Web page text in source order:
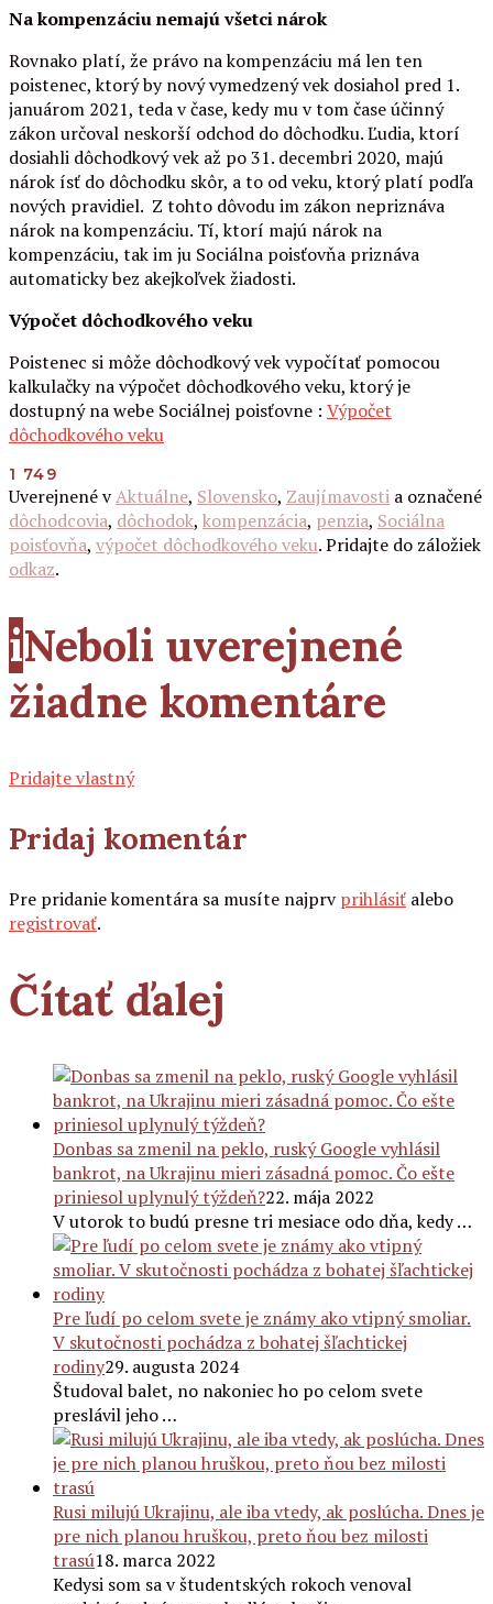
Na kompenzáciu nemajú všetci nárok
Rovnako platí, že právo na kompenzáciu má len ten
poistenec, ktorý by nový vymedzený vek dosiahol pred 1.
januárom 2021, teda v čase, kedy mu v tom čase účinný
zákon určoval neskorší odchod do dôchodku. Ľudia, ktorí
dosiahli dôchodkový vek až po 31. decembri 2020, majú
nárok ísť do dôchodku skôr, a to od veku, ktorý platí podľa
nových pravidiel. Z tohto dôvodu im zákon nepriznáva
nárok na kompenzáciu. Tí, ktorí majú nárok na
kompenzáciu, tak im ju Sociálna poisťovňa priznáva
automaticky bez akejkoľvek žiadosti.
Výpočet dôchodkového veku
Poistenec si môže dôchodkový vek vypočítať pomocou
kalkulačky na výpočet dôchodkového veku, ktorý je
dostupný na webe Sociálnej poisťovne : Výpočet
dôchodkového veku
1 749
Uverejnené vAktuálne, Slovensko, Zaujímavosti a označené
dôchodcovia, dôchodok, kompenzácia, penzia, Sociálna
poisťovňa, výpočet dôchodkového veku. Pridajte do záložiek
odkaz.
iNeboli uverejnené
žiadne komentáre
Pridajte vlastný
Pridaj komentár
Pre pridanie komentára sa musíte najprvprihlásiť alebo
registrovať.
Čítať ďalej
Donbas sa zmenil na peklo, ruský Google vyhlásil
bankrot, na Ukrajinu mieri zásadná pomoc. Čo ešte
priniesol uplynulý týždeň?22. mája 2022
V utorok to budú presne tri mesiace odo dňa, kedy …
Pre ľudí po celom svete je známy ako vtipný smoliar.
V skutočnosti pochádza z bohatej šľachtickej
rodiny29. augusta 2024
Študoval balet, no nakoniec ho po celom svete
preslávil jeho …
Rusi milujú Ukrajinu, ale iba vtedy, ak poslúcha. Dnes je
pre nich planou hruškou, preto ňou bez milosti
trasú18. marca 2022
Kedysi som sa v študentských rokoch venoval